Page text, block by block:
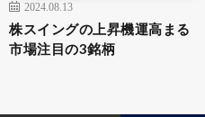
2024.08.13
株スイングの上昇機運高まる
市場注目の3銘柄